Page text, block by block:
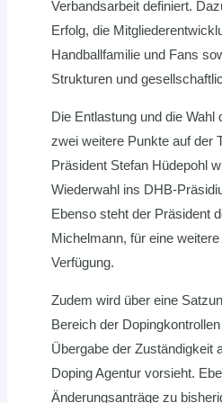
Verbandsarbeit definiert.
Erfolg, die
Handballfamilie und Fans
Strukturen und
Die Entlastung und die
zwei weitere Punkte auf der
Präsident Stefan Hüdepohl
Wiederwahl ins DHB-
Ebenso steht der Präsident
Michelmann, für eine
Verfügung.
Zudem wird über eine
Bereich der
Übergabe der Zuständigkeit
Doping Agentur vorsieht.
Änderungsanträge zu